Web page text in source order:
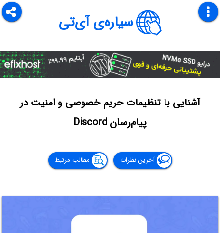
سیاره‌ی آی‌تی
آشنایی با تنظیمات حریم خصوصی و امنیت در
پیام‌رسان Discord
آخرین نظرات مطالب مرتبط